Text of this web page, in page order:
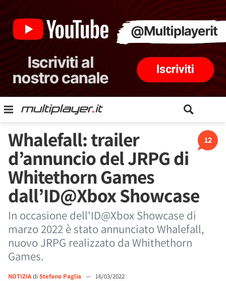
12
Whalefall: trailer
d’annuncio del JRPG di
Whitethorn Games
dall’ID@Xbox Showcase
In occasione dell'ID@Xbox Showcase di
marzo 2022 è stato annunciato Whalefall,
nuovo JRPG realizzato da Whithethorn
Games.
NOTIZIAdi Stefano Paglia — 16/03/2022